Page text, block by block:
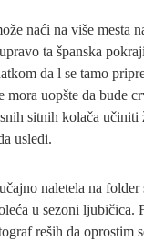
naći na više mesta
ta španska
da l se tamo
mora uopšte da bude
sitnih kolača
usledi.
naletela na
u sezoni ljubičica.
reših da oprostim